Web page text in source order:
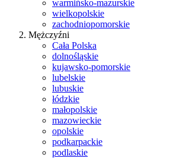
warmińsko-mazurskie
wielkopolskie
zachodniopomorskie
Mężczyźni
Cała Polska
dolnośląskie
kujawsko-pomorskie
lubelskie
lubuskie
łódzkie
małopolskie
mazowieckie
opolskie
podkarpackie
podlaskie